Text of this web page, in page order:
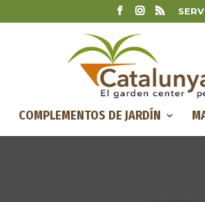
COMPLEMENTOS DE JARDÍN